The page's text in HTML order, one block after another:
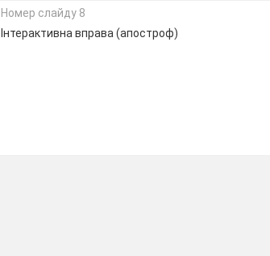
Номер слайду 8
Інтерактивна вправа (апостроф)